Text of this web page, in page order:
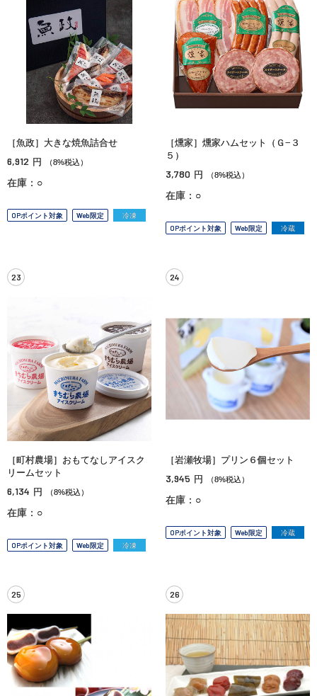
［魚政］大きな焼魚詰合せ
6,912 円 （8%税込）
在庫：○
OPポイント対象 Web限定 冷凍
［燻家］燻家ハムセット（Ｇ−３
５）
3,780 円 （8%税込）
在庫：○
OPポイント対象 Web限定 冷蔵
23
［町村農場］おもてなしアイスク
リームセット
6,134 円 （8%税込）
在庫：○
OPポイント対象 Web限定 冷凍
24
［岩瀬牧場］プリン６個セット
3,945 円 （8%税込）
在庫：○
OPポイント対象 Web限定 冷蔵
25 26